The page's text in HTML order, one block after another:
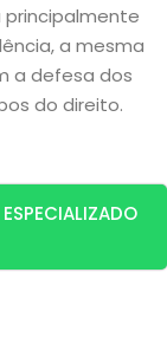
a mesma
a defesa dos
do direito.